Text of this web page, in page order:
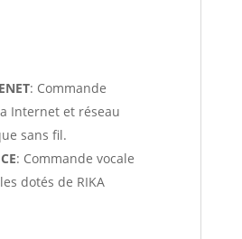
: Commande
Internet et réseau
sans fil.
: Commande vocale
dotés de RIKA